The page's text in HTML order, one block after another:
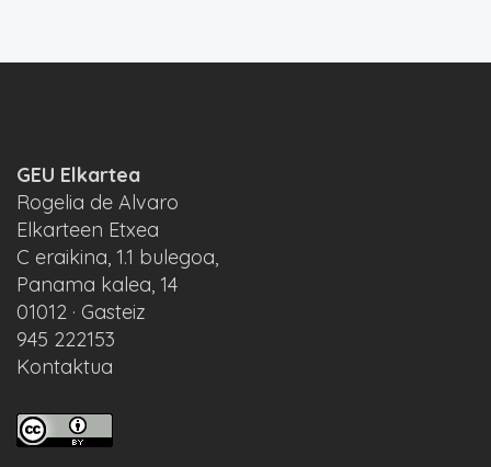
GEU Elkartea
Rogelia de Alvaro
Elkarteen Etxea
C eraikina, 1.1 bulegoa,
Panama kalea, 14
01012 · Gasteiz
945 222153
Kontaktua